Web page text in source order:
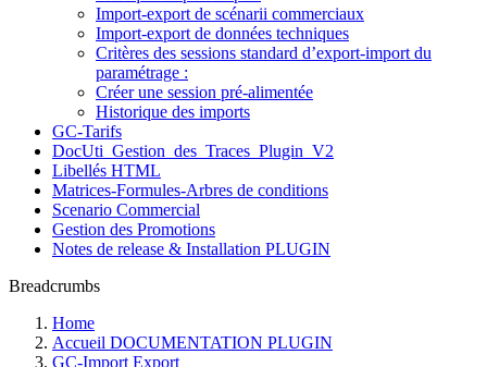
Import-export de scénarii commerciaux
Import-export de données techniques
Critères des sessions standard d’export-import du
paramétrage :
Créer une session pré-alimentée
Historique des imports
GC-Tarifs
DocUti_Gestion_des_Traces_Plugin_V2
Libellés HTML
Matrices-Formules-Arbres de conditions
Scenario Commercial
Gestion des Promotions
Notes de release & Installation PLUGIN
Breadcrumbs
Home
Accueil DOCUMENTATION PLUGIN
GC-Import Export